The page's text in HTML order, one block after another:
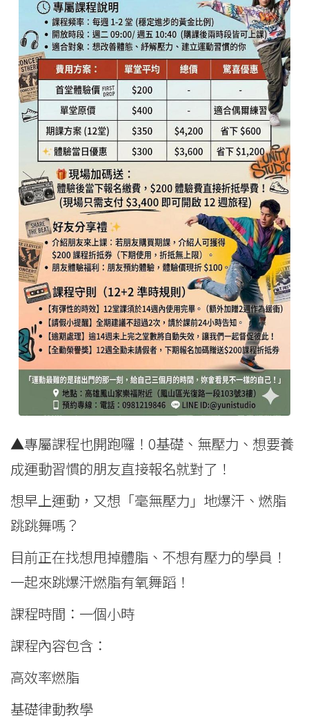
▲專屬課程也開跑囉！0基礎、無壓力、想要養
成運動習慣的朋友直接報名就對了！
想早上運動，又想「毫無壓力」地爆汗、燃脂
跳跳舞嗎？
目前正在找想甩掉體脂、不想有壓力的學員！
一起來跳爆汗燃脂有氧舞蹈！
課程時間：一個小時
課程內容包含：
高效率燃脂
基礎律動教學